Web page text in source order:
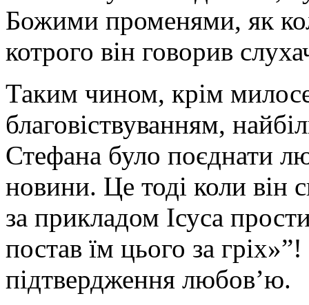
Божими променями, як
котрого він говорив
Таким чином, крім
благовіствуванням,
Стефана було поєднати
новини. Це тоді коли він
за прикладом Ісуса
постав їм цього за
підтвердження любов’ю.